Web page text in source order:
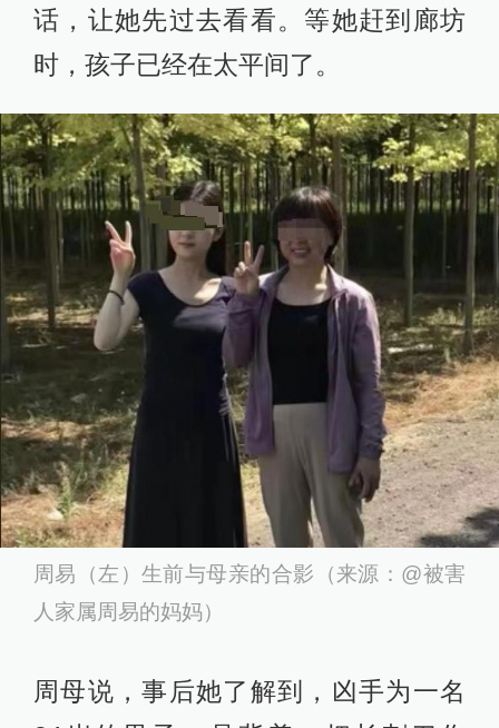
话，让她先过去看看。等她赶到廊坊
时，孩子已经在太平间了。
周易（左）生前与母亲的合影（来源：@被害
人家属周易的妈妈）
周母说，事后她了解到，凶手为一名